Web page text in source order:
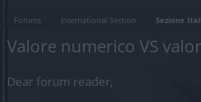
Forums International Section Sezione
Valore numerico VS
Dear forum reader,